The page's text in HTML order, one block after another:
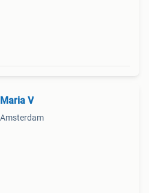
Maria V
Amsterdam